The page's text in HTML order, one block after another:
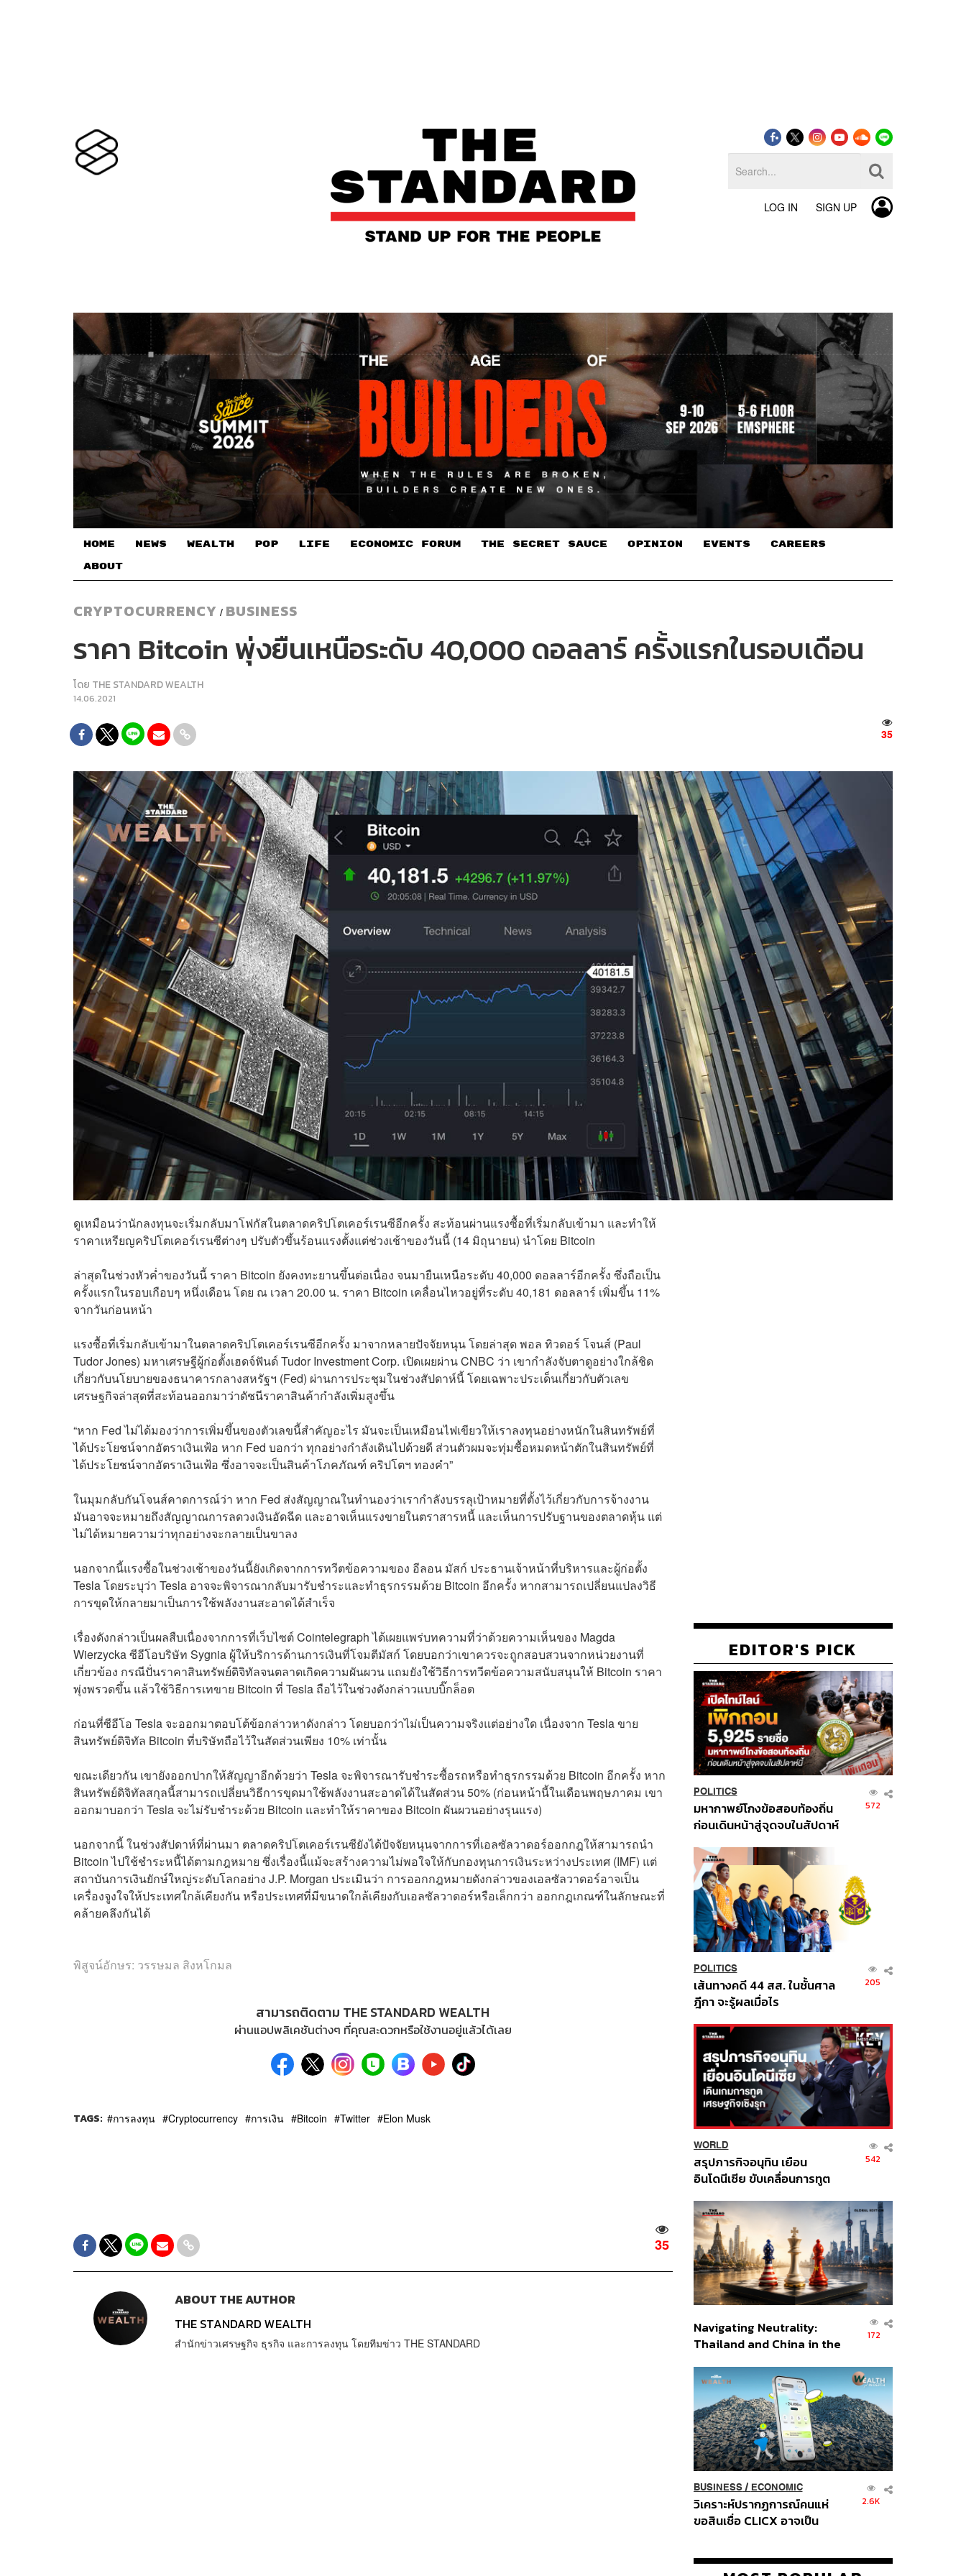
LOG IN SIGN UP
HOME NEWS WEALTH POP LIFE ECONOMIC FORUM THE SECRET SAUCE​ OPINION EVENTS CAREERS
ABOUT
CRYPTOCURRENCY / BUSINESS
ราคา Bitcoin พุ่งยืนเหนือระดับ 40,000 ดอลลาร์ ครั้งแรกในรอบเดือน
โดย THE STANDARD WEALTH
14.06.2021
35
ดูเหมือนว่านักลงทุนจะเริ่มกลับมาโฟกัสในตลาดคริปโตเคอร์เรนซีอีกครั้ง สะท้อนผ่านแรงซื้อที่เริ่มกลับเข้ามา และทำให้
ราคาเหรียญคริปโตเคอร์เรนซีต่างๆ ปรับตัวขึ้นร้อนแรงตั้งแต่ช่วงเช้าของวันนี้ (14 มิถุนายน) นำโดย Bitcoin
ล่าสุดในช่วงหัวค่ำของวันนี้ ราคา Bitcoin ยังคงทะยานขึ้นต่อเนื่อง จนมายืนเหนือระดับ 40,000 ดอลลาร์อีกครั้ง ซึ่งถือเป็น
ครั้งแรกในรอบเกือบๆ หนึ่งเดือน โดย ณ เวลา 20.00 น. ราคา Bitcoin เคลื่อนไหวอยู่ที่ระดับ 40,181 ดอลลาร์ เพิ่มขึ้น 11%
จากวันก่อนหน้า
แรงซื้อที่เริ่มกลับเข้ามาในตลาดคริปโตเคอร์เรนซีอีกครั้ง มาจากหลายปัจจัยหนุน โดยล่าสุด พอล ทิวดอร์ โจนส์ (Paul
Tudor Jones) มหาเศรษฐีผู้ก่อตั้งเฮดจ์ฟันด์ Tudor Investment Corp. เปิดเผยผ่าน CNBC ว่า เขากำลังจับตาดูอย่างใกล้ชิด
เกี่ยวกับนโยบายของธนาคารกลางสหรัฐฯ (Fed) ผ่านการประชุมในช่วงสัปดาห์นี้ โดยเฉพาะประเด็นเกี่ยวกับตัวเลข
เศรษฐกิจล่าสุดที่สะท้อนออกมาว่าดัชนีราคาสินค้ากำลังเพิ่มสูงขึ้น
“หาก Fed ไม่ได้มองว่าการเพิ่มขึ้นของตัวเลขนี้สำคัญอะไร มันจะเป็นเหมือนไฟเขียวให้เราลงทุนอย่างหนักในสินทรัพย์ที่
ได้ประโยชน์จากอัตราเงินเฟ้อ หาก Fed บอกว่า ทุกอย่างกำลังเดินไปด้วยดี ส่วนตัวผมจะทุ่มซื้อหมดหน้าตักในสินทรัพย์ที่
ได้ประโยชน์จากอัตราเงินเฟ้อ ซึ่งอาจจะเป็นสินค้าโภคภัณฑ์ คริปโตฯ ทองคำ”
ในมุมกลับกันโจนส์คาดการณ์ว่า หาก Fed ส่งสัญญาณในทำนองว่าเรากำลังบรรลุเป้าหมายที่ตั้งไว้เกี่ยวกับการจ้างงาน
มันอาจจะหมายถึงสัญญาณการลดวงเงินอัดฉีด และอาจเห็นแรงขายในตราสารหนี้ และเห็นการปรับฐานของตลาดหุ้น แต่
ไม่ได้หมายความว่าทุกอย่างจะกลายเป็นขาลง
นอกจากนี้แรงซื้อในช่วงเช้าของวันนี้ยังเกิดจากการทวีตข้อความของ อีลอน มัสก์ ประธานเจ้าหน้าที่บริหารและผู้ก่อตั้ง
Tesla โดยระบุว่า Tesla อาจจะพิจารณากลับมารับชำระและทำธุรกรรมด้วย Bitcoin อีกครั้ง หากสามารถเปลี่ยนแปลงวิธี
การขุดให้กลายมาเป็นการใช้พลังงานสะอาดได้สำเร็จ
เรื่องดังกล่าวเป็นผลสืบเนื่องจากการที่เว็บไซต์ Cointelegraph ได้เผยแพร่บทความที่ว่าด้วยความเห็นของ Magda
Wierzycka ซีอีโอบริษัท Sygnia ผู้ให้บริการด้านการเงินที่โจมตีมัสก์ โดยบอกว่าเขาควรจะถูกสอบสวนจากหน่วยงานที่
เกี่ยวข้อง กรณีปั่นราคาสินทรัพย์ดิจิทัลจนตลาดเกิดความผันผวน แถมยังใช้วิธีการทวีตข้อความสนับสนุนให้ Bitcoin ราคา
พุ่งพรวดขึ้น แล้วใช้วิธีการเทขาย Bitcoin ที่ Tesla ถือไว้ในช่วงดังกล่าวแบบบิ๊กล็อต
ก่อนที่ซีอีโอ Tesla จะออกมาตอบโต้ข้อกล่าวหาดังกล่าว โดยบอกว่าไม่เป็นความจริงแต่อย่างใด เนื่องจาก Tesla ขาย
สินทรัพย์ดิจิทัล Bitcoin ที่บริษัทถือไว้ในสัดส่วนเพียง 10% เท่านั้น
ขณะเดียวกัน เขายังออกปากให้สัญญาอีกด้วยว่า Tesla จะพิจารณารับชำระซื้อรถหรือทำธุรกรรมด้วย Bitcoin อีกครั้ง หาก
สินทรัพย์ดิจิทัลสกุลนี้สามารถเปลี่ยนวิธีการขุดมาใช้พลังงานสะอาดได้ในสัดส่วน 50% (ก่อนหน้านี้ในเดือนพฤษภาคม เขา
ออกมาบอกว่า Tesla จะไม่รับชำระด้วย Bitcoin และทำให้ราคาของ Bitcoin ผันผวนอย่างรุนแรง)
นอกจากนี้ ในช่วงสัปดาห์ที่ผ่านมา ตลาดคริปโตเคอร์เรนซียังได้ปัจจัยหนุนจากการที่เอลซัลวาดอร์ออกกฎให้สามารถนำ
Bitcoin ไปใช้ชำระหนี้ได้ตามกฎหมาย ซึ่งเรื่องนี้แม้จะสร้างความไม่พอใจให้กับกองทุนการเงินระหว่างประเทศ (IMF) แต่
สถาบันการเงินยักษ์ใหญ่ระดับโลกอย่าง J.P. Morgan ประเมินว่า การออกกฎหมายดังกล่าวของเอลซัลวาดอร์อาจเป็น
เครื่องจูงใจให้ประเทศใกล้เคียงกัน หรือประเทศที่มีขนาดใกล้เคียงกับเอลซัลวาดอร์หรือเล็กกว่า ออกกฎเกณฑ์ในลักษณะที่
คล้ายคลึงกันได้
พิสูจน์อักษร: วรรษมล สิงหโกมล
สามารถติดตาม THE STANDARD WEALTH
ผ่านแอปพลิเคชันต่างๆ ที่คุณสะดวกหรือใช้งานอยู่แล้วได้เลย
TAGS: การลงทุน Cryptocurrency การเงิน Bitcoin Twitter Elon Musk
35
ABOUT THE AUTHOR
THE STANDARD WEALTH
สำนักข่าวเศรษฐกิจ ธุรกิจ และการลงทุน โดยทีมข่าว THE STANDARD
EDITOR'S PICK
POLITICS
มหากาพย์โกงข้อสอบท้องถิ่น
ก่อนเดินหน้าสู่จุดจบในสัปดาห์
572
POLITICS
เส้นทางคดี 44 สส. ในชั้นศาล
ฎีกา จะรู้ผลเมื่อไร
205
WORLD
สรุปภารกิจอนุทิน เยือน
อินโดนีเซีย ขับเคลื่อนการทูต
ส่วนยุทธศาสตร์ไทย –
อินโดนีเซีย
542
Navigating Neutrality:
Thailand and China in the
Order
172
BUSINESS/ ECONOMIC
วิเคราะห์ปรากฏการณ์คนแห่
ขอสินเชื่อ CLICX อาจเป็น
ปัญหาหนี้ครัวเรือนไทยที่ถูกซุก
2.6K